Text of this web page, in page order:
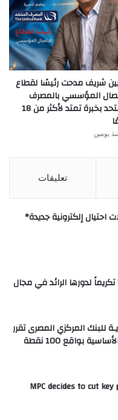
شريف مدحت رئيسًا لقطاع
المؤسسي بالمصرف
المتحد بخبرة تمتد لأكثر من 18
يومين
تعليقات
احتيال إلكترونية جديدة*
لدورها الرائد في مجال
للبنك المركزي المصرى تقرر
خفض أسعار العائد الأساسية بواقع 100 نقطة
MPC decides to cut